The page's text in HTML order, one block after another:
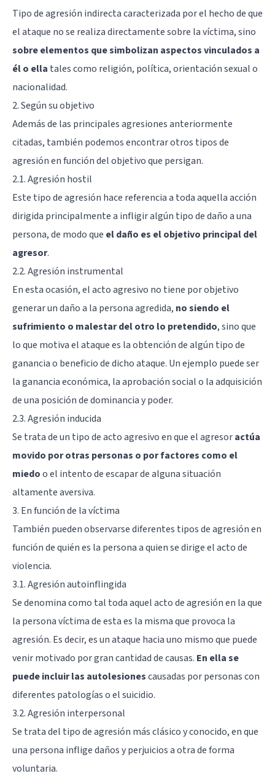
Tipo de agresión indirecta caracterizada por el hecho de que
el ataque no se realiza directamente sobre la víctima, sino
sobre elementos que simbolizan aspectos vinculados a
él o ella tales como religión, política, orientación sexual o
nacionalidad.
2. Según su objetivo
Además de las principales agresiones anteriormente
citadas, también podemos encontrar otros tipos de
agresión en función del objetivo que persigan.
2.1. Agresión hostil
Este tipo de agresión hace referencia a toda aquella acción
dirigida principalmente a infligir algún tipo de daño a una
persona, de modo que el daño es el objetivo principal del
agresor.
2.2. Agresión instrumental
En esta ocasión, el acto agresivo no tiene por objetivo
generar un daño a la persona agredida, no siendo el
sufrimiento o malestar del otro lo pretendido, sino que
lo que motiva el ataque es la obtención de algún tipo de
ganancia o beneficio de dicho ataque. Un ejemplo puede ser
la ganancia económica, la aprobación social o la adquisición
de una posición de dominancia y poder.
2.3. Agresión inducida
Se trata de un tipo de acto agresivo en que el agresoractúa
movido por otras personas o por factores como el
miedoo el intento de escapar de alguna situación
altamente aversiva.
3. En función de la víctima
También pueden observarse diferentes tipos de agresión en
función de quién es la persona a quien se dirige el acto de
violencia.
3.1. Agresión autoinflingida
Se denomina como tal toda aquel acto de agresión en la que
la persona víctima de esta es la misma que provoca la
agresión. Es decir, es un ataque hacia uno mismo que puede
venir motivado por gran cantidad de causas. En ella se
puede incluir las autolesionescausadas por personas con
diferentes patologías o el suicidio.
3.2. Agresión interpersonal
Se trata del tipo de agresión más clásico y conocido, en que
una persona inflige daños y perjuicios a otra de forma
voluntaria.